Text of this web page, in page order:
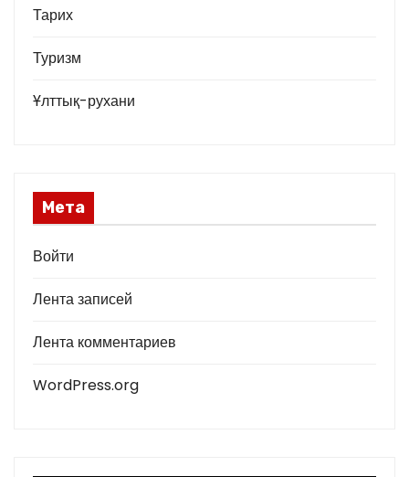
Тарих
Туризм
Ұлттық-рухани
Мета
Войти
Лента записей
Лента комментариев
WordPress.org